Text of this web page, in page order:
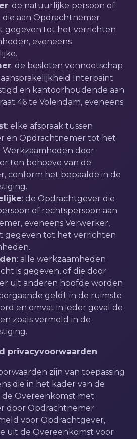
: de natuurlijke persoon of
aan Opdrachtnemer
gegeven tot het verrichten
eveneens
: de besloten vennootschap
Interpaint
en kantoorhoudende aan
46 te Volendam, eveneens
: elke afspraak tussen
en Opdrachtnemer tot het
door
ten behoeve van de
conform het bepaalde in de
: de Opdrachtgever die
of rechtspersoon aan
eveneens Verwerker,
gegeven tot het verrichten
: alle werkzaamheden
is gegeven, of die door
uit anderen hoofde worden
geldt in de ruimste
en omvat in ieder geval de
zoals vermeld in de
privacyvoorwaarden
zijn van toepassing
die in het kader van de
Overeenkomst met
door Opdrachtnemer
voor Opdrachtgever,
uit de Overeenkomst voor